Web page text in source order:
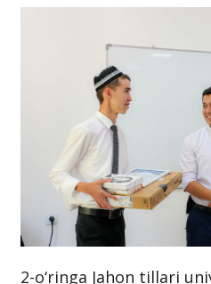
2-o‘ringa Jahon tillari